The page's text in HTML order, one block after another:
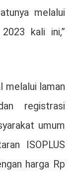
melalui
kali ini,”
melalui laman
registrasi
umum
ISOPLUS
harga Rp